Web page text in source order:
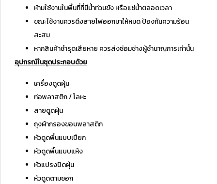
ห้ามใช้งานในพื้นที่ที่มีน้ำท่วมขัง หรือแช่น้ำตลอดเวลา
ขณะใช้งานควรดึงสายไฟออกมาให้หมด ป้องกันความร้อน
สะสม
หากสินค้าชำรุดเสียหาย ควรส่งซ่อมช่างผู้ชำนาญการเท่านั้น
อุปกรณ์ในชุดประกอบด้วย
เครื่องดูดฝุ่น
ท่อพลาสติก / โลหะ
สายดูดฝุ่น
ถุงผ้ากรองขอบพลาสติก
หัวดูดพื้นแบบเปียก
หัวดูดพื้นแบบแห้ง
หัวแปรงปัดฝุ่น
หัวดูดตามซอก